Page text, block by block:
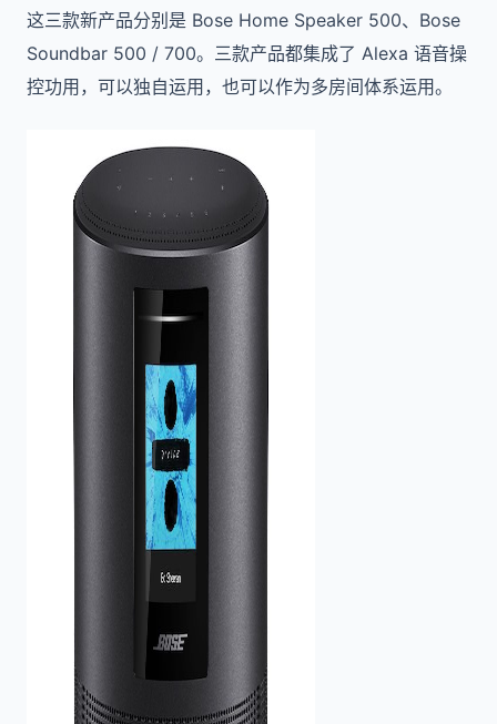
这三款新产品分别是 Bose Home Speaker 500、Bose
Soundbar 500 / 700。三款产品都集成了 Alexa 语音操
控功用，可以独自运用，也可以作为多房间体系运用。